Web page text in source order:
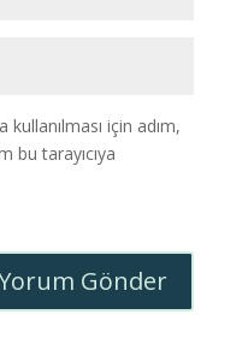
için adım,
bu tarayıcıya